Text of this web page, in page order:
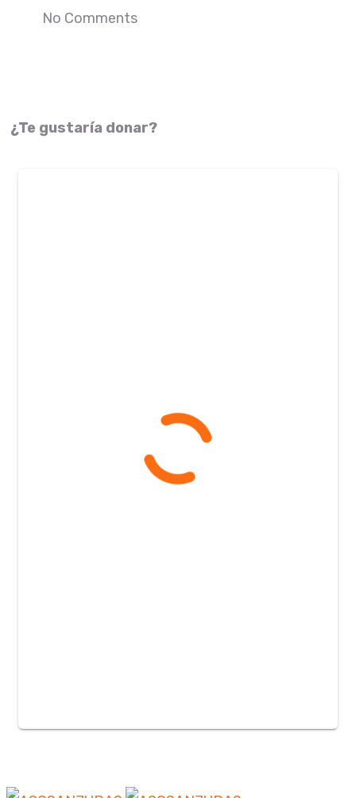
No Comments
¿Te gustaría donar?